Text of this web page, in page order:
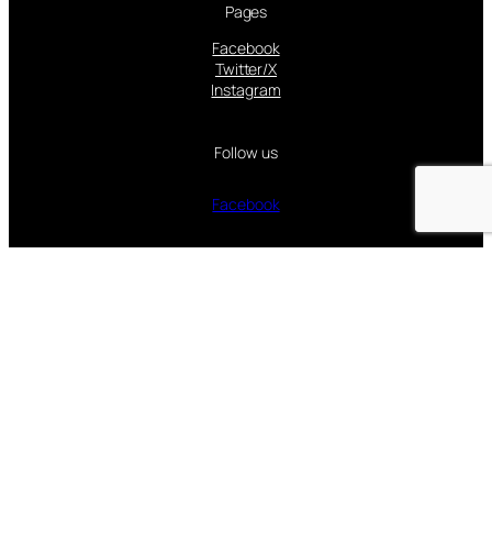
Pages
Facebook
Twitter/X
Instagram
Follow us
Facebook